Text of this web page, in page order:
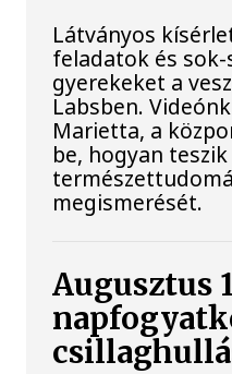
Látványos
feladatok és
gyerekeket a
Labsben.
Marietta, a
be, hogyan
megismerését.
Augusztus